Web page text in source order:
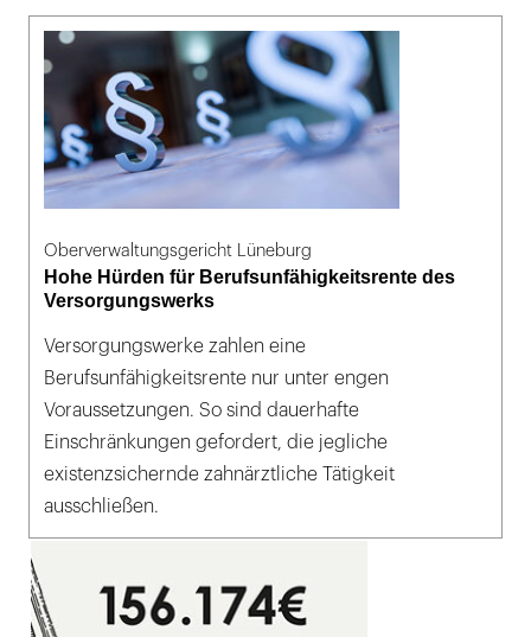
Oberverwaltungsgericht Lüneburg
Hohe Hürden für Berufsunfähigkeitsrente des
Versorgungswerks
Versorgungswerke zahlen eine
Berufsunfähigkeitsrente nur unter engen
Voraussetzungen. So sind dauerhafte
Einschränkungen gefordert, die jegliche
existenzsichernde zahnärztliche Tätigkeit
ausschließen.